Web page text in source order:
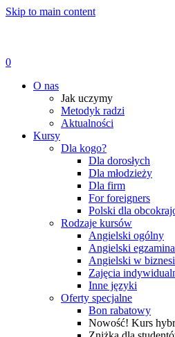
Skip to main content
0
O nas
Jak uczymy
Metodyk radzi
Aktualności
Kursy
Dla kogo?
Dla dorosłych
Dla młodzieży
Dla firm
For foreigners
Polski dla
Rodzaje kursów
Angielski ogólny
Angielski
Angielski w
Zajęcia
Inne języki
Oferty specjalne
Bon rabatowy
Nowość! Kurs